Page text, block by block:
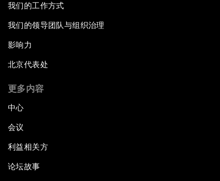
我们的工作方式
我们的领导团队与组织治理
影响力
北京代表处
更多内容
中心
会议
利益相关方
论坛故事